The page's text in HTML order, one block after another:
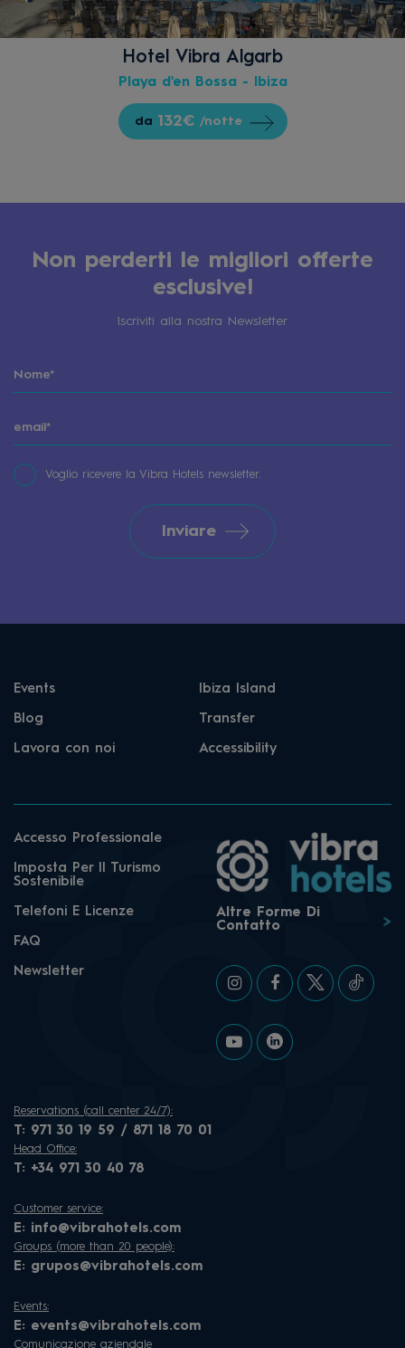
Hotel Vibra Algarb
Playa d'en Bossa - Ibiza
da 132€ /notte
Non perderti le migliori offerte
esclusive!
Iscriviti alla nostra Newsletter
Voglio ricevere la Vibra Hotels newsletter.
Inviare
Events Ibiza Island
Blog Transfer
Lavora con noi Accessibility
Accesso Professionale
Imposta Per Il Turismo
Sostenibile
Telefoni E Licenze
FAQ
Newsletter
Altre Forme Di
Contatto
Reservations (call center 24/7):
T: 971 30 19 59 / 871 18 70 01
Head Office:
T: +34 971 30 40 78
Customer service:
E: info@vibrahotels.com
Groups (more than 20 people):
E: grupos@vibrahotels.com
Events:
E: events@vibrahotels.com
Comunicazione aziendale